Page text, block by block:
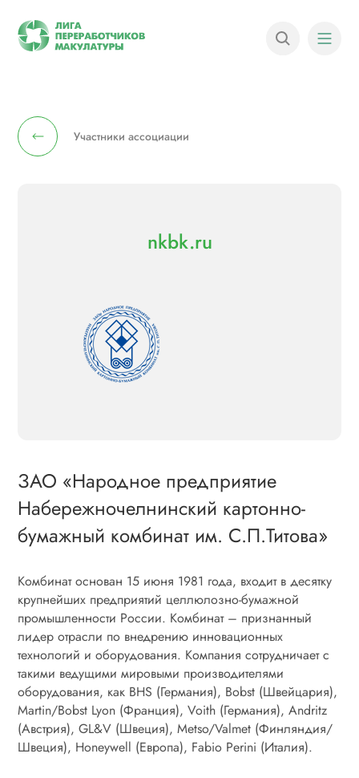
Участники ассоциации
nkbk.ru
ЗАО «Народное предприятие
Набережночелнинский картонно-
бумажный комбинат им. С.П.Титова»
Комбинат основан 15 июня 1981 года, входит в десятку
крупнейших предприятий целлюлозно-бумажной
промышленности России. Комбинат – признанный
лидер отрасли по внедрению инновационных
технологий и оборудования. Компания сотрудничает с
такими ведущими мировыми производителями
оборудования, как BHS (Германия), Bobst (Швейцария),
Martin/Bobst Lyon (Франция), Voith (Германия), Andritz
(Австрия), GL&V (Швеция), Metso/Valmet (Финляндия/
Швеция), Honeywell (Европа), Fabio Perini (Италия).